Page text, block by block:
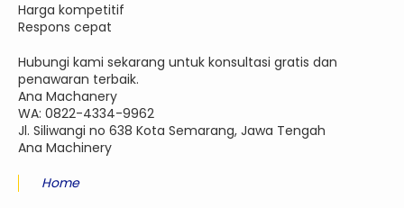
Harga kompetitif
Respons cepat
Hubungi kami sekarang untuk konsultasi gratis dan
penawaran terbaik.
Ana Machanery
WA: 0822-4334-9962
Jl. Siliwangi no 638 Kota Semarang, Jawa Tengah
Ana Machinery
Home